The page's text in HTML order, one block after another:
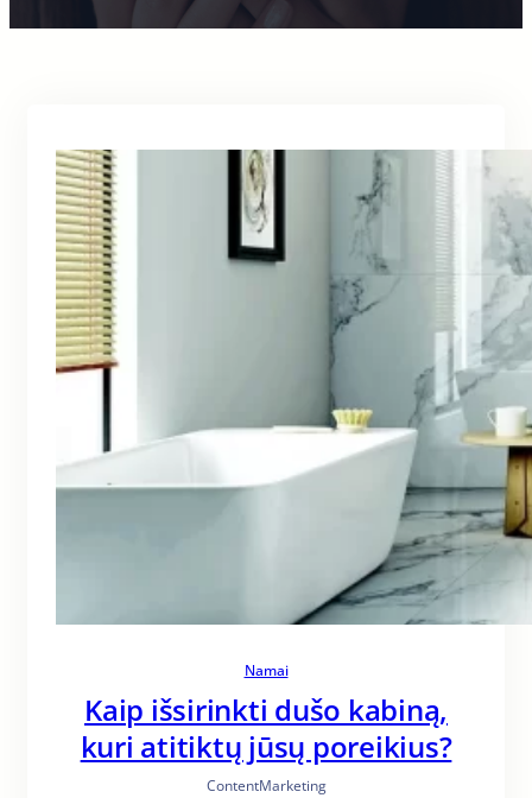
Namai
Kaip išsirinkti dušo kabiną,
kuri atitiktų jūsų poreikius?
ContentMarketing